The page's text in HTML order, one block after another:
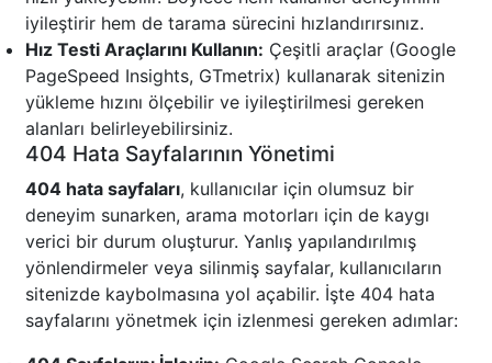
iyileştirir hem de tarama sürecini hızlandırırsınız.
Hız Testi Araçlarını Kullanın: Çeşitli araçlar (Google
PageSpeed Insights, GTmetrix) kullanarak sitenizin
yükleme hızını ölçebilir ve iyileştirilmesi gereken
alanları belirleyebilirsiniz.
404 Hata Sayfalarının Yönetimi
404 hata sayfaları, kullanıcılar için olumsuz bir
deneyim sunarken, arama motorları için de kaygı
verici bir durum oluşturur. Yanlış yapılandırılmış
yönlendirmeler veya silinmiş sayfalar, kullanıcıların
sitenizde kaybolmasına yol açabilir. İşte 404 hata
sayfalarını yönetmek için izlenmesi gereken adımlar: